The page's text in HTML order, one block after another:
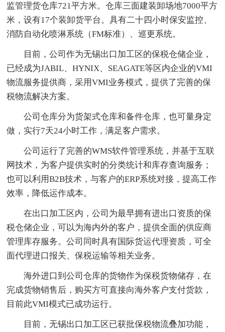
监管理货仓库721平方米。仓库三面建装卸场地7000平方
米，设有17个装卸货平台。具有二十四小时保安监控、
消防自动化喷淋系统（FM标准）、巡更系统。
目前，公司作为无锡出口加工区的保税仓储企业，
已经成为JABIL、HYNIX、SEAGATE等区内企业的VMI
物流服务提供商，采用VMI业务模式，提供了完善的保
税物流解决方案。
公司仓库分为货架式仓库和备件仓库，也可量身定
做，实行7天24小时工作，满足客户需求。
公司运行了完善的WMS软件管理系统，并基于互联
网技术，为客户提供实时的分类统计和库存查询服务；
也可以利用B2B技术，与客户的ERP系统对接，提高工作
效率，降低运作成本。
在出口加工区内，公司为最早拥有进出口资质的保
税仓储企业，可以为海内外的客户，提供全面的供应商
管理库存服务。公司同时具有国际货运代理资质，可全
面代理进口报关、保税运输等相关业务。
海外进口到公司仓库的货物作为保税货物储存，在
完成货物销售后，购买方可直接向海外客户支付货款，
目前此VMI模式已成功运行。
目前，无锡出口加工区已获批保税物流叠加功能，